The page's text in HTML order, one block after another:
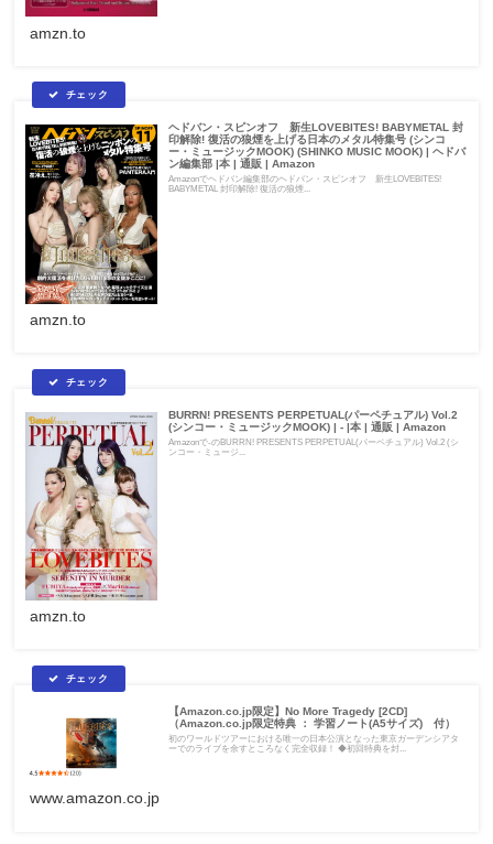
amzn.to
ヘドバン・スピンオフ 新生LOVEBITES! BABYMETAL 封
印解除! 復活の狼煙を上げる日本のメタル特集号 (シンコ
ー・ミュージックMOOK) (SHINKO MUSIC MOOK) | ヘドバ
ン編集部 |本 | 通販 | Amazon
Amazonでヘドバン編集部のヘドバン・スピンオフ 新生LOVEBITES!
BABYMETAL 封印解除! 復活の狼煙...
amzn.to
BURRN! PRESENTS PERPETUAL(パーペチュアル) Vol.2
(シンコー・ミュージックMOOK) | - |本 | 通販 | Amazon
Amazonで-のBURRN! PRESENTS PERPETUAL(パーペチュアル) Vol.2 (シ
ンコー・ミュージ...
amzn.to
【Amazon.co.jp限定】No More Tragedy [2CD]
（Amazon.co.jp限定特典 ： 学習ノート(A5サイズ) 付）
初のワールドツアーにおける唯一の日本公演となった東京ガーデンシアタ
ーでのライブを余すところなく完全収録！ ◆初回特典を封...
www.amazon.co.jp